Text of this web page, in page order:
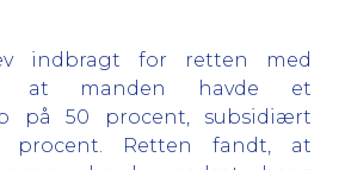
indbragt for retten med
at manden havde et
på 50 procent, subsidiært
procent. Retten fandt, at